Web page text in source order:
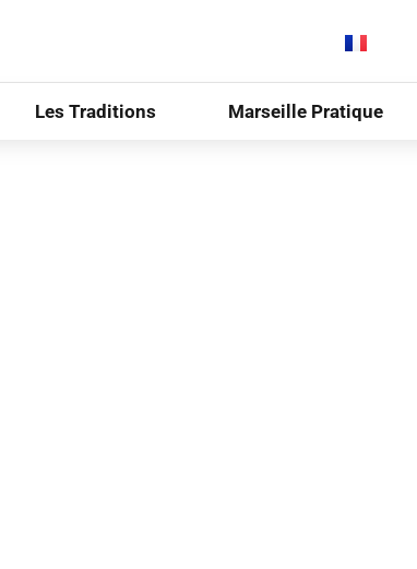
Les Traditions Marseille Pratique